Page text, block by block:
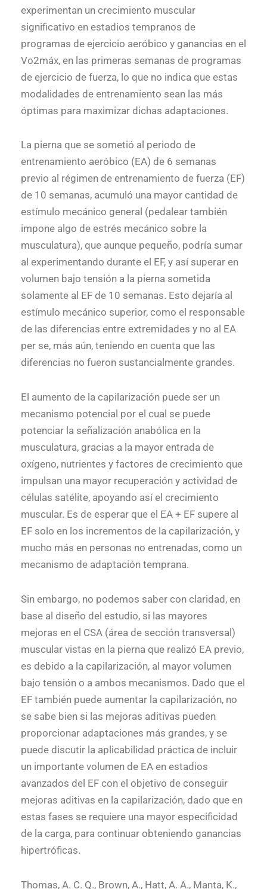
experimentan un crecimiento muscular
significativo en estadios tempranos de
programas de ejercicio aeróbico y ganancias en el
Vo2máx, en las primeras semanas de programas
de ejercicio de fuerza, lo que no indica que estas
modalidades de entrenamiento sean las más
óptimas para maximizar dichas adaptaciones.
La pierna que se sometió al periodo de
entrenamiento aeróbico (EA) de 6 semanas
previo al régimen de entrenamiento de fuerza (EF)
de 10 semanas, acumuló una mayor cantidad de
estímulo mecánico general (pedalear también
impone algo de estrés mecánico sobre la
musculatura), que aunque pequeño, podría sumar
al experimentando durante el EF, y así superar en
volumen bajo tensión a la pierna sometida
solamente al EF de 10 semanas. Esto dejaría al
estímulo mecánico superior, como el responsable
de las diferencias entre extremidades y no al EA
per se, más aún, teniendo en cuenta que las
diferencias no fueron sustancialmente grandes.
El aumento de la capilarización puede ser un
mecanismo potencial por el cual se puede
potenciar la señalización anabólica en la
musculatura, gracias a la mayor entrada de
oxígeno, nutrientes y factores de crecimiento que
impulsan una mayor recuperación y actividad de
células satélite, apoyando así el crecimiento
muscular. Es de esperar que el EA + EF supere al
EF solo en los incrementos de la capilarización, y
mucho más en personas no entrenadas, como un
mecanismo de adaptación temprana.
Sin embargo, no podemos saber con claridad, en
base al diseño del estudio, si las mayores
mejoras en el CSA (área de sección transversal)
muscular vistas en la pierna que realizó EA previo,
es debido a la capilarización, al mayor volumen
bajo tensión o a ambos mecanismos. Dado que el
EF también puede aumentar la capilarización, no
se sabe bien si las mejoras aditivas pueden
proporcionar adaptaciones más grandes, y se
puede discutir la aplicabilidad práctica de incluir
un importante volumen de EA en estadios
avanzados del EF con el objetivo de conseguir
mejoras aditivas en la capilarización, dado que en
estas fases se requiere una mayor especificidad
de la carga, para continuar obteniendo ganancias
hipertróficas.
Thomas, A. C. Q., Brown, A., Hatt, A. A., Manta, K.,